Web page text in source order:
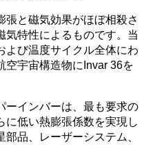
張と磁気効果がほぼ相殺さ
気特性によるものです。当
よび温度サイクル全体にわ
空宇宙構造物にInvar 36を
ーインバーは、最も要求の
に低い熱膨張係数を実現し
品、レーザーシステム、